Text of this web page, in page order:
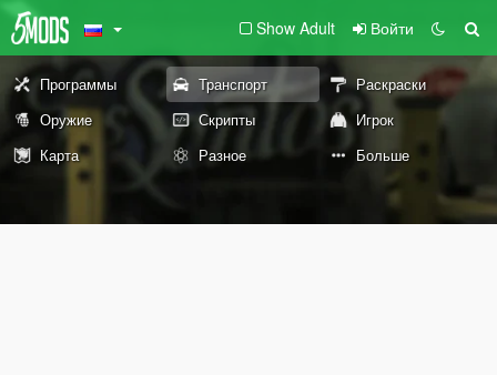
Show Adult Войти
Программы Транспорт
Раскраски
Оружие
Скрипты
Игрок
Карта
Разное Больше